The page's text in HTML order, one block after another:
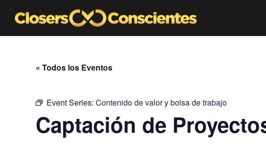
« Todos los Eventos
Event Series: Contenido de valor y bolsa de trabajo
Captación de